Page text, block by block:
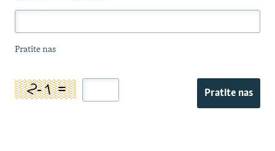
Pratite nas
Pratite nas